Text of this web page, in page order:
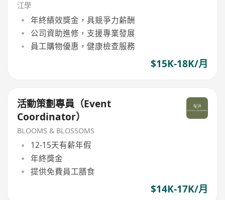
江學
年終績效獎金，具競爭力薪酬
公司資助進修，支援專業發展
員工購物優惠，健康檢查服務
$15K-18K/月
活動策劃專員（Event
Coordinator）
BLOOMS & BLOSSOMS
12-15天有薪年假
年終獎金
提供免費員工膳食
$14K-17K/月